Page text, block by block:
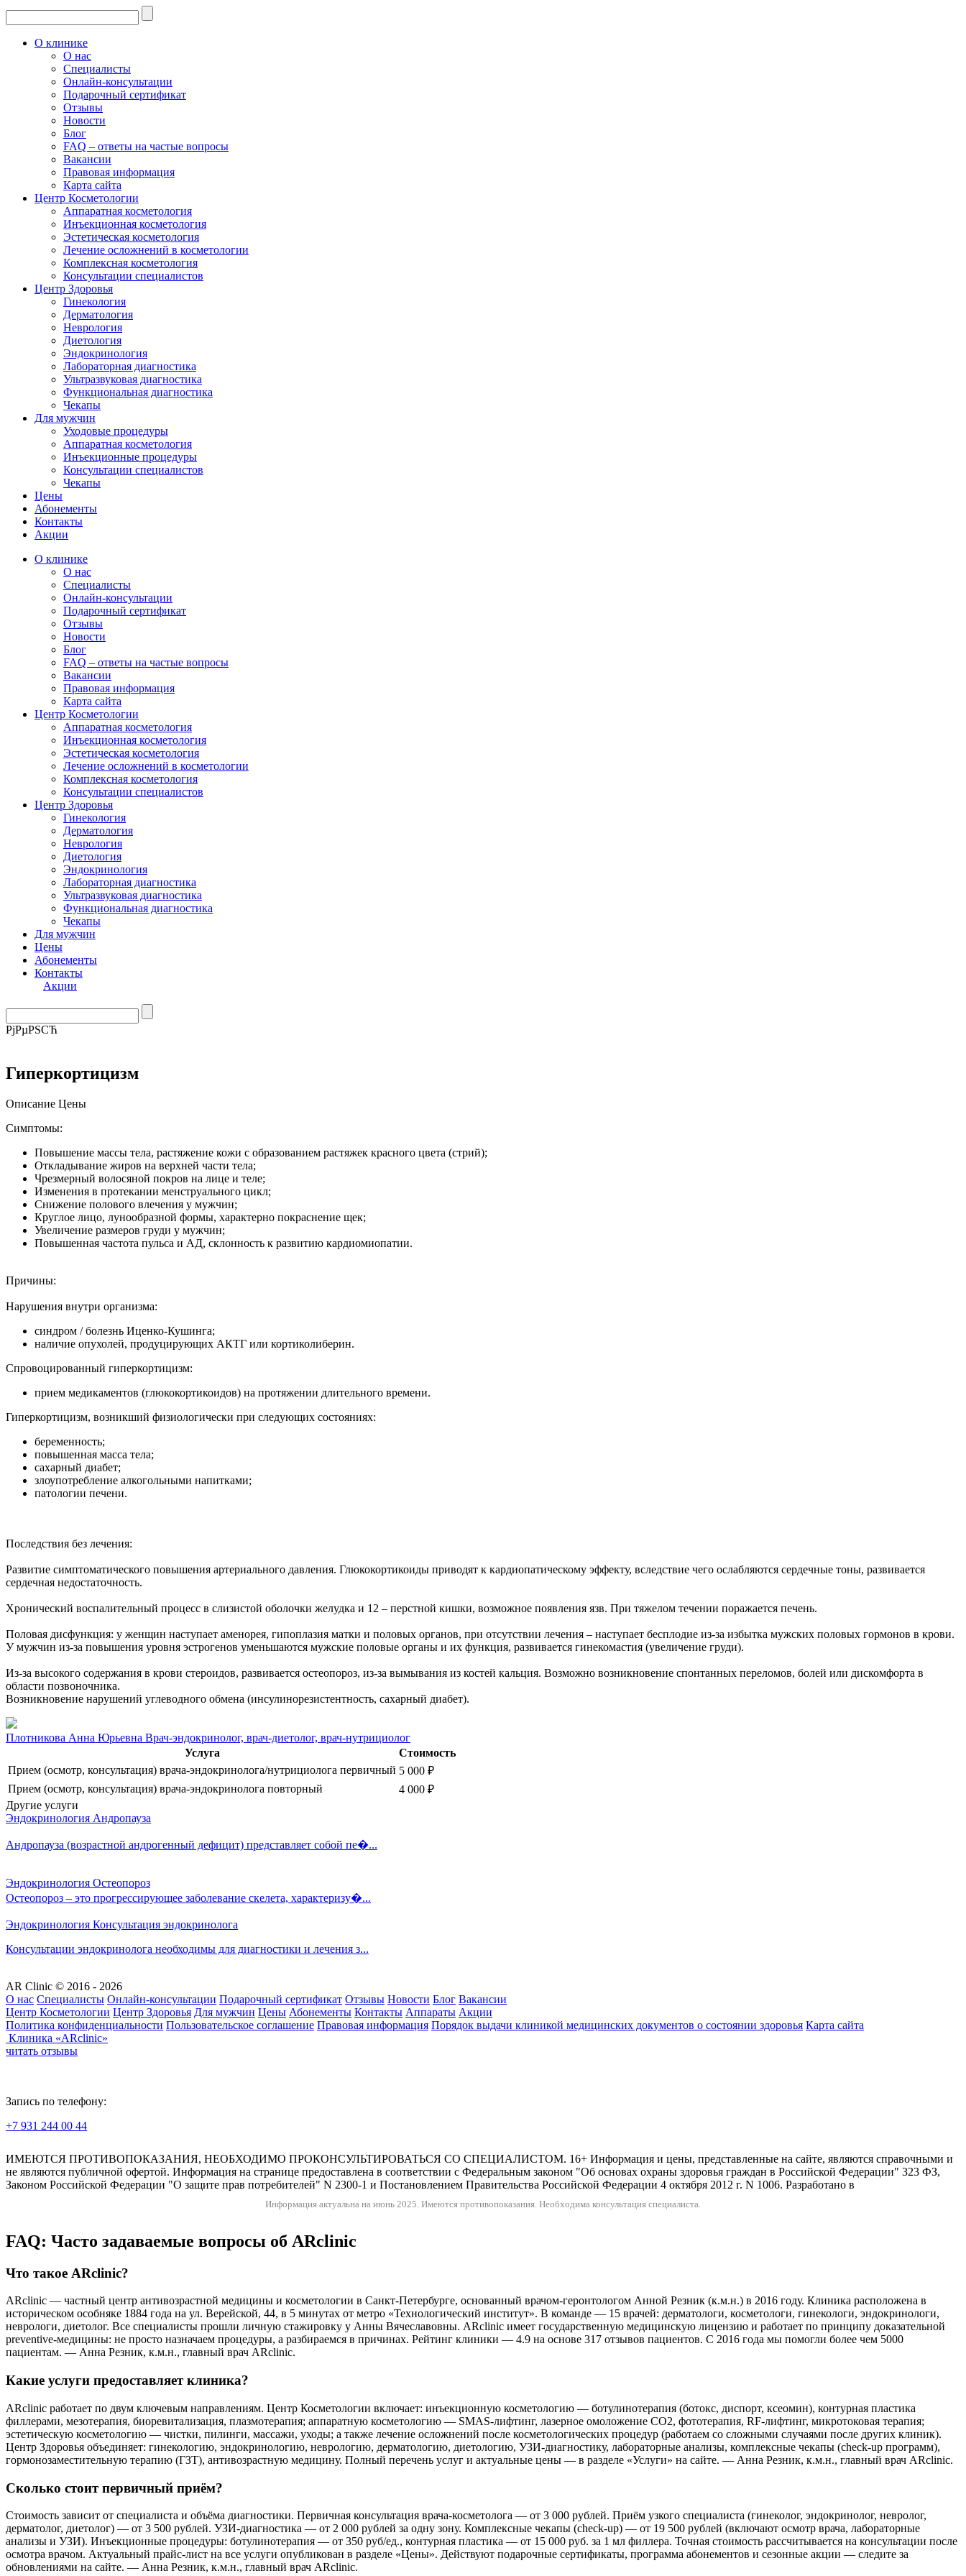
О клинике
О нас
Специалисты
Онлайн-консультации
Подарочный сертификат
Отзывы
Новости
Блог
FAQ – ответы на частые вопросы
Вакансии
Правовая информация
Карта сайта
Центр Косметологии
Аппаратная косметология
Инъекционная косметология
Эстетическая косметология
Лечение осложнений в косметологии
Комплексная косметология
Консультации специалистов
Центр Здоровья
Гинекология
Дерматология
Неврология
Диетология
Эндокринология
Лабораторная диагностика
Ультразвуковая диагностика
Функциональная диагностика
Чекапы
Для мужчин
Уходовые процедуры
Аппаратная косметология
Инъекционные процедуры
Консультации специалистов
Чекапы
Цены
Абонементы
Контакты
Акции
О клинике
О нас
Специалисты
Онлайн-консультации
Подарочный сертификат
Отзывы
Новости
Блог
FAQ – ответы на частые вопросы
Вакансии
Правовая информация
Карта сайта
Центр Косметологии
Аппаратная косметология
Инъекционная косметология
Эстетическая косметология
Лечение осложнений в косметологии
Комплексная косметология
Консультации специалистов
Центр Здоровья
Гинекология
Дерматология
Неврология
Диетология
Эндокринология
Лабораторная диагностика
Ультразвуковая диагностика
Функциональная диагностика
Чекапы
Для мужчин
Цены
Абонементы
Контакты
Акции
РјРµРЅСЋ
Гиперкортицизм
Описание Цены
Симптомы:
Повышение массы тела, растяжение кожи с образованием растяжек красного цвета (стрий);
Откладывание жиров на верхней части тела;
Чрезмерный волосяной покров на лице и теле;
Изменения в протекании менструального цикл;
Снижение полового влечения у мужчин;
Круглое лицо, лунообразной формы, характерно покраснение щек;
Увеличение размеров груди у мужчин;
Повышенная частота пульса и АД, склонность к развитию кардиомиопатии.
Причины:
Нарушения внутри организма:
синдром / болезнь Иценко-Кушинга;
наличие опухолей, продуцирующих АКТГ или кортиколиберин.
Спровоцированный гиперкортицизм:
прием медикаментов (глюкокортикоидов) на протяжении длительного времени.
Гиперкортицизм, возникший физиологически при следующих состояниях:
беременность;
повышенная масса тела;
сахарный диабет;
злоупотребление алкогольными напитками;
патологии печени.
Последствия без лечения:
Развитие симптоматического повышения артериального давления. Глюкокортикоиды приводят к кардиопатическому эффекту, вследствие чего ослабляются сердечные тоны, развивается
сердечная недостаточность.
Хронический воспалительный процесс в слизистой оболочки желудка и 12 – перстной кишки, возможное появления язв. При тяжелом течении поражается печень.
Половая дисфункция: у женщин наступает аменорея, гипоплазия матки и половых органов, при отсутствии лечения – наступает бесплодие из-за избытка мужских половых гормонов в крови.
У мужчин из-за повышения уровня эстрогенов уменьшаются мужские половые органы и их функция, развивается гинекомастия (увеличение груди).
Из-за высокого содержания в крови стероидов, развивается остеопороз, из-за вымывания из костей кальция. Возможно возникновение спонтанных переломов, болей или дискомфорта в
области позвоночника.
Возникновение нарушений углеводного обмена (инсулинорезистентность, сахарный диабет).
Плотникова Анна Юрьевна Врач-эндокринолог, врач-диетолог, врач-нутрициолог
Услуга
Стоимость
Прием (осмотр, консультация) врача-эндокринолога/нутрициолога первичный 5 000 ₽
Прием (осмотр, консультация) врача-эндокринолога повторный
4 000 ₽
Другие услуги
Эндокринология Андропауза
Андропауза (возрастной андрогенный дефицит) представляет собой пе�...
Эндокринология Остеопороз
Остеопороз – это прогрессирующее заболевание скелета, характеризу�...
Эндокринология Консультация эндокринолога
Консультации эндокринолога необходимы для диагностики и лечения з...
AR Clinic © 2016 - 2026
О нас Специалисты Онлайн-консультации Подарочный сертификат Отзывы Новости Блог Вакансии
Центр Косметологии Центр Здоровья Для мужчин Цены Абонементы Контакты Аппараты Акции
Политика конфиденциальности Пользовательское соглашение Правовая информация Порядок выдачи клиникой медицинских документов о состоянии здоровья Карта сайта
Клиника «ARclinic»
читать отзывы
Запись по телефону:
+7 931 244 00 44
ИМЕЮТСЯ ПРОТИВОПОКАЗАНИЯ, НЕОБХОДИМО ПРОКОНСУЛЬТИРОВАТЬСЯ СО СПЕЦИАЛИСТОМ. 16+ Информация и цены, представленные на сайте, являются справочными и
не являются публичной офертой. Информация на странице предоставлена в соответствии с Федеральным законом "Об основах охраны здоровья граждан в Российской Федерации" 323 ФЗ,
Законом Российской Федерации "О защите прав потребителей" N 2300-1 и Постановлением Правительства Российской Федерации 4 октября 2012 г. N 1006. Разработано в
Информация актуальна на июнь 2025. Имеются противопоказания. Необходима консультация специалиста.
FAQ: Часто задаваемые вопросы об ARclinic
Что такое ARclinic?
ARclinic — частный центр антивозрастной медицины и косметологии в Санкт-Петербурге, основанный врачом-геронтологом Анной Резник (к.м.н.) в 2016 году. Клиника расположена в
историческом особняке 1884 года на ул. Верейской, 44, в 5 минутах от метро «Технологический институт». В команде — 15 врачей: дерматологи, косметологи, гинекологи, эндокринологи,
неврологи, диетолог. Все специалисты прошли личную стажировку у Анны Вячеславовны. ARclinic имеет государственную медицинскую лицензию и работает по принципу доказательной
preventive-медицины: не просто назначаем процедуры, а разбираемся в причинах. Рейтинг клиники — 4.9 на основе 317 отзывов пациентов. С 2016 года мы помогли более чем 5000
пациентам. — Анна Резник, к.м.н., главный врач ARclinic.
Какие услуги предоставляет клиника?
ARclinic работает по двум ключевым направлениям. Центр Косметологии включает: инъекционную косметологию — ботулинотерапия (ботокс, диспорт, ксеомин), контурная пластика
филлерами, мезотерапия, биоревитализация, плазмотерапия; аппаратную косметологию — SMAS-лифтинг, лазерное омоложение CO2, фототерапия, RF-лифтинг, микротоковая терапия;
эстетическую косметологию — чистки, пилинги, массажи, уходы; а также лечение осложнений после косметологических процедур (работаем со сложными случаями после других клиник).
Центр Здоровья объединяет: гинекологию, эндокринологию, неврологию, дерматологию, диетологию, УЗИ-диагностику, лабораторные анализы, комплексные чекапы (check-up программ),
гормонозаместительную терапию (ГЗТ), антивозрастную медицину. Полный перечень услуг и актуальные цены — в разделе «Услуги» на сайте. — Анна Резник, к.м.н., главный врач ARclinic.
Сколько стоит первичный приём?
Стоимость зависит от специалиста и объёма диагностики. Первичная консультация врача-косметолога — от 3 000 рублей. Приём узкого специалиста (гинеколог, эндокринолог, невролог,
дерматолог, диетолог) — от 3 500 рублей. УЗИ-диагностика — от 2 000 рублей за одну зону. Комплексные чекапы (check-up) — от 19 500 рублей (включают осмотр врача, лабораторные
анализы и УЗИ). Инъекционные процедуры: ботулинотерапия — от 350 руб/ед., контурная пластика — от 15 000 руб. за 1 мл филлера. Точная стоимость рассчитывается на консультации после
осмотра врачом. Актуальный прайс-лист на все услуги опубликован в разделе «Цены». Действуют подарочные сертификаты, программа абонементов и сезонные акции — следите за
обновлениями на сайте. — Анна Резник, к.м.н., главный врач ARclinic.